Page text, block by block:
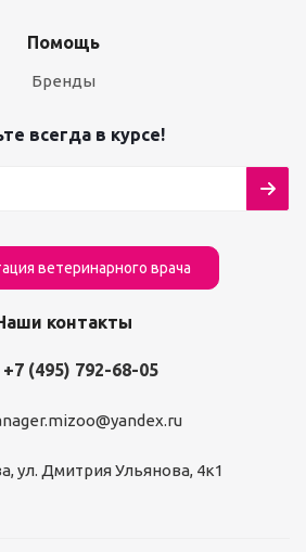
Помощь
Бренды
всегда в курсе!
ветеринарного врача
контакты
+7 (495) 792-68-05
ул. Дмитрия Ульянова, 4к1